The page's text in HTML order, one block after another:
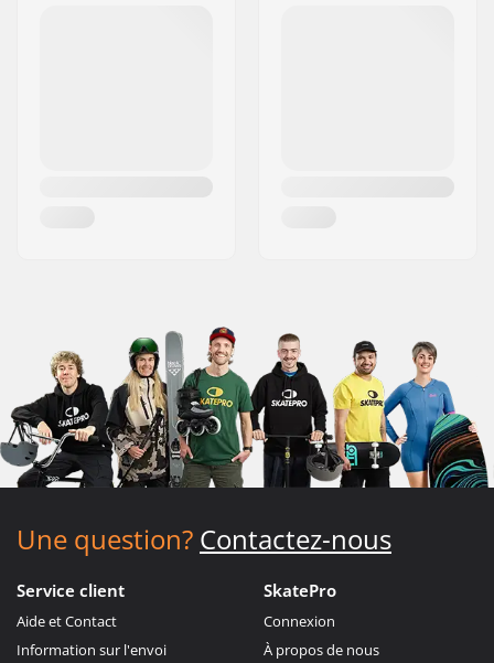
Une question? Contactez-nous
Service client
Aide et Contact
Information sur l'envoi
SkatePro
Connexion
À propos de nous